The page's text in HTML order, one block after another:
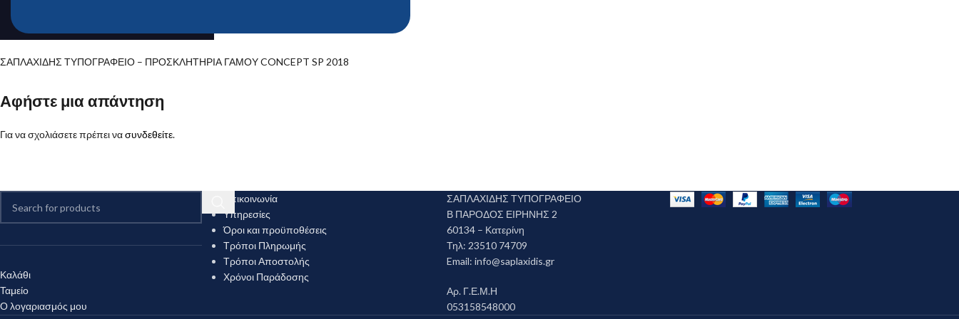
ΣΑΠΛΑΧΙΔΗΣ ΤΥΠΟΓΡΑΦΕΙΟ – ΠΡΟΣΚΛΗΤΗΡΙΑ ΓΑΜΟΥ CONCEPT SP 2018
Αφήστε μια απάντηση
Για να σχολιάσετε πρέπει νασυνδεθείτε.
Καλάθι
Ταμείο
Ο λογαριασμός μου
Επικοινωνία
Υπηρεσίες
Όροι και προϋποθέσεις
Τρόποι Πληρωμής
Τρόποι Αποστολής
Χρόνοι Παράδοσης
ΣΑΠΛΑΧΙΔΗΣ ΤΥΠΟΓΡΑΦΕΙΟ
Β ΠΑΡΟΔΟΣ ΕΙΡΗΝΗΣ 2
60134 – Κατερίνη
Τηλ: 23510 74709
Email: info@saplaxidis.gr
Αρ. Γ.Ε.Μ.Η
053158548000